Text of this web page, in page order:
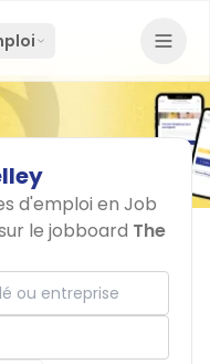
d'emploi en Job
le jobboard The
entreprise